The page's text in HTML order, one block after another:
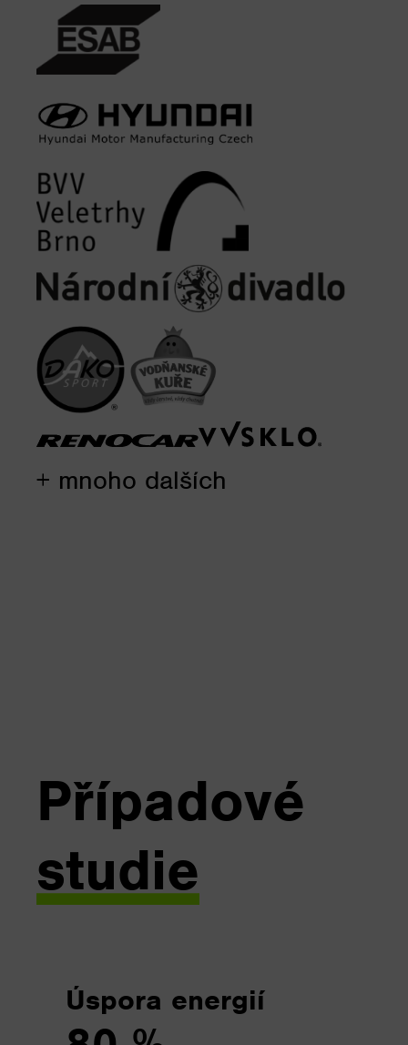
+ mnoho dalších
Případové
studie
Úspora energií